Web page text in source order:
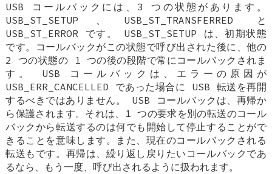
USB コールバックには、3 つの状態があります。
USB_ST_SETUP、USB_ST_TRANSFERRED と
USB_ST_ERROR です。 USB_ST_SETUP は、初期状態
です。コールバックがこの状態で呼び出された後に、他の
2 つの状態の 1 つの後の段階で常にコールバックされま
す。 USB コールバックは、エラーの原因が
USB_ERR_CANCELLED であった場合に USB 転送を再開
するべきではありません。 USB コールバックは、再帰か
ら保護されます。それは、1 つの要求を別の転送のコール
バックから転送するのは何でも開始して停止することがで
きることを意味します。また、現在のコールバックされる
転送もです。再帰は、繰り返し戻りたいコールバックであ
るなら、もう一度、呼び出されるように扱われます。